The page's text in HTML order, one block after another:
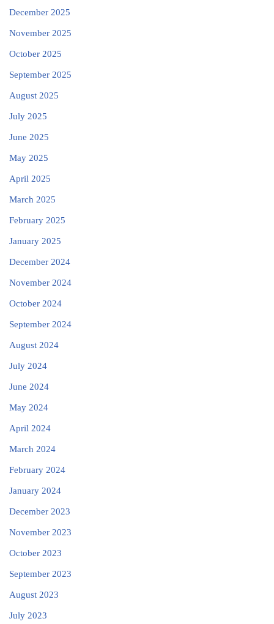
December 2025
November 2025
October 2025
September 2025
August 2025
July 2025
June 2025
May 2025
April 2025
March 2025
February 2025
January 2025
December 2024
November 2024
October 2024
September 2024
August 2024
July 2024
June 2024
May 2024
April 2024
March 2024
February 2024
January 2024
December 2023
November 2023
October 2023
September 2023
August 2023
July 2023